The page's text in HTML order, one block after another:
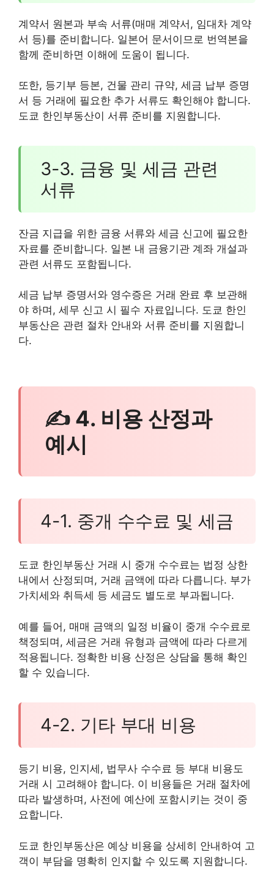
계약서 원본과 부속 서류(매매 계약서, 임대차 계약
서 등)를 준비합니다. 일본어 문서이므로 번역본을
함께 준비하면 이해에 도움이 됩니다.
또한, 등기부 등본, 건물 관리 규약, 세금 납부 증명
서 등 거래에 필요한 추가 서류도 확인해야 합니다.
도쿄 한인부동산이 서류 준비를 지원합니다.
3-3. 금융 및 세금 관련
서류
잔금 지급을 위한 금융 서류와 세금 신고에 필요한
자료를 준비합니다. 일본 내 금융기관 계좌 개설과
관련 서류도 포함됩니다.
세금 납부 증명서와 영수증은 거래 완료 후 보관해
야 하며, 세무 신고 시 필수 자료입니다. 도쿄 한인
부동산은 관련 절차 안내와 서류 준비를 지원합니
다.
✍ 4. 비용 산정과
예시
4-1. 중개 수수료 및 세금
도쿄 한인부동산 거래 시 중개 수수료는 법정 상한
내에서 산정되며, 거래 금액에 따라 다릅니다. 부가
가치세와 취득세 등 세금도 별도로 부과됩니다.
예를 들어, 매매 금액의 일정 비율이 중개 수수료로
책정되며, 세금은 거래 유형과 금액에 따라 다르게
적용됩니다. 정확한 비용 산정은 상담을 통해 확인
할 수 있습니다.
4-2. 기타 부대 비용
등기 비용, 인지세, 법무사 수수료 등 부대 비용도
거래 시 고려해야 합니다. 이 비용들은 거래 절차에
따라 발생하며, 사전에 예산에 포함시키는 것이 중
요합니다.
도쿄 한인부동산은 예상 비용을 상세히 안내하여 고
객이 부담을 명확히 인지할 수 있도록 지원합니다.